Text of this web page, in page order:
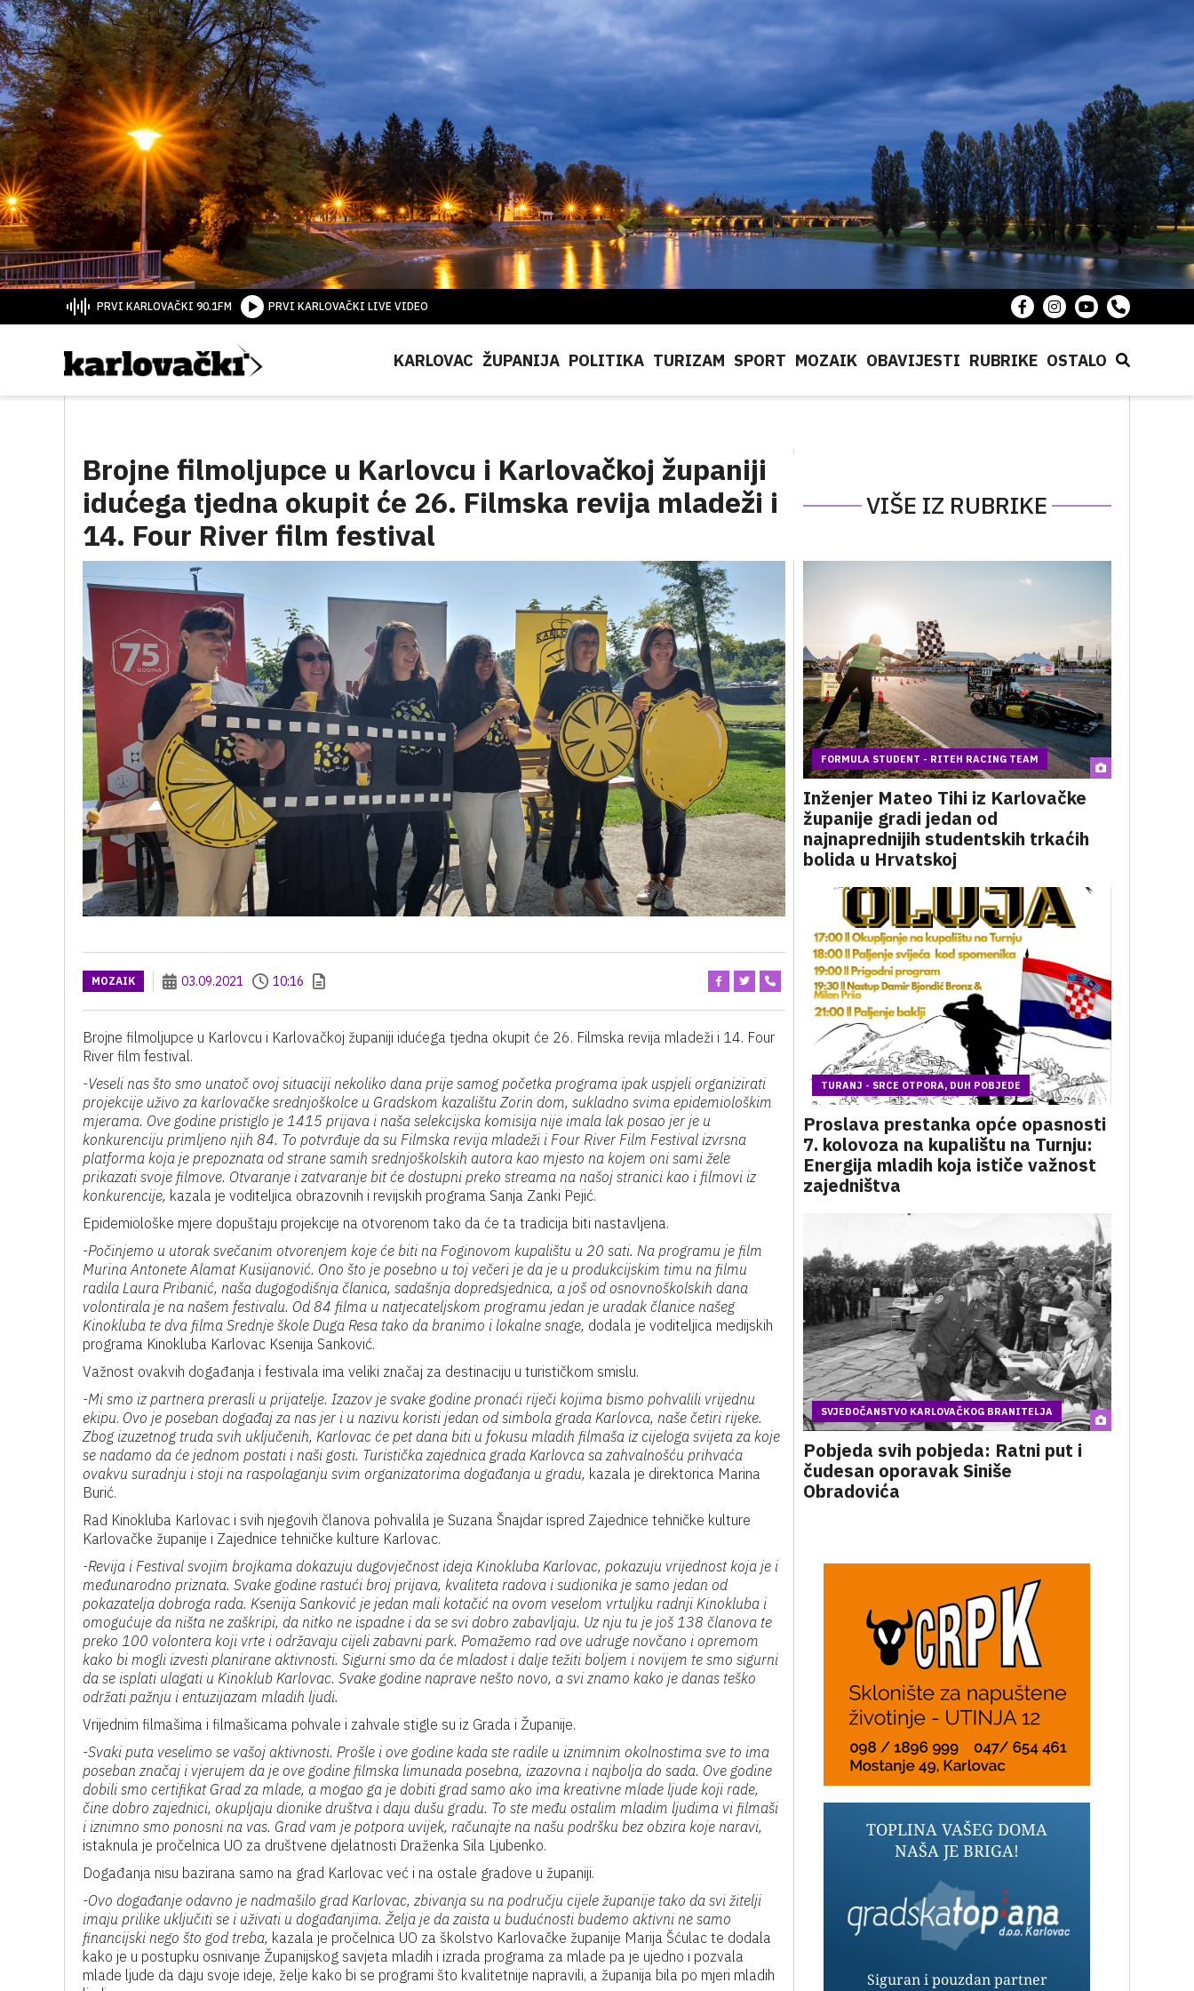
PRVI KARLOVAČKI 90.1FM PRVI KARLOVAČKI LIVE VIDEO
KARLOVAC ŽUPANIJA POLITIKA TURIZAM SPORT MOZAIK OBAVIJESTI RUBRIKE OSTALO
Brojne filmoljupce u Karlovcu i Karlovačkoj županiji
idućega tjedna okupit će 26. Filmska revija mladeži i
14. Four River film festival
VIŠE IZ RUBRIKE
MOZAIK 03.09.2021 10:16
Brojne filmoljupce u Karlovcu i Karlovačkoj županiji idućega tjedna okupit će 26. Filmska revija mladeži i 14. Four
River film festival.
-Veseli nas što smo unatoč ovoj situaciji nekoliko dana prije samog početka programa ipak uspjeli organizirati
projekcije uživo za karlovačke srednjoškolce u Gradskom kazalištu Zorin dom, sukladno svima epidemiološkim
mjerama. Ove godine pristiglo je 1415 prijava i naša selekcijska komisija nije imala lak posao jer je u
konkurenciju primljeno njih 84. To potvrđuje da su Filmska revija mladeži i Four River Film Festival izvrsna
platforma koja je prepoznata od strane samih srednjoškolskih autora kao mjesto na kojem oni sami žele
prikazati svoje filmove. Otvaranje i zatvaranje bit će dostupni preko streama na našoj stranici kao i filmovi iz
konkurencije, kazala je voditeljica obrazovnih i revijskih programa Sanja Zanki Pejić.
Epidemiološke mjere dopuštaju projekcije na otvorenom tako da će ta tradicija biti nastavljena.
-Počinjemo u utorak svečanim otvorenjem koje će biti na Foginovom kupalištu u 20 sati. Na programu je film
Murina Antonete Alamat Kusijanović. Ono što je posebno u toj večeri je da je u produkcijskim timu na filmu
radila Laura Pribanić, naša dugogodišnja članica, sadašnja dopredsjednica, a još od osnovnoškolskih dana
volontirala je na našem festivalu. Od 84 filma u natjecateljskom programu jedan je uradak članice našeg
Kinokluba te dva filma Srednje škole Duga Resa tako da branimo i lokalne snage, dodala je voditeljica medijskih
programa Kinokluba Karlovac Ksenija Sanković.
Važnost ovakvih događanja i festivala ima veliki značaj za destinaciju u turističkom smislu.
-Mi smo iz partnera prerasli u prijatelje. Izazov je svake godine pronaći riječi kojima bismo pohvalili vrijednu
ekipu. Ovo je poseban događaj za nas jer i u nazivu koristi jedan od simbola grada Karlovca, naše četiri rijeke.
Zbog izuzetnog truda svih uključenih, Karlovac će pet dana biti u fokusu mladih filmaša iz cijeloga svijeta za koje
se nadamo da će jednom postati i naši gosti. Turistička zajednica grada Karlovca sa zahvalnošću prihvaća
ovakvu suradnju i stoji na raspolaganju svim organizatorima događanja u gradu, kazala je direktorica Marina
Burić.
Rad Kinokluba Karlovac i svih njegovih članova pohvalila je Suzana Šnajdar ispred Zajednice tehničke kulture
Karlovačke županije i Zajednice tehničke kulture Karlovac.
-Revija i Festival svojim brojkama dokazuju dugovječnost ideja Kinokluba Karlovac, pokazuju vrijednost koja je i
međunarodno priznata. Svake godine rastući broj prijava, kvaliteta radova i sudionika je samo jedan od
pokazatelja dobroga rada. Ksenija Sanković je jedan mali kotačić na ovom veselom vrtuljku radnji Kinokluba i
omogućuje da ništa ne zaškripi, da nitko ne ispadne i da se svi dobro zabavljaju. Uz nju tu je još 138 članova te
preko 100 volontera koji vrte i održavaju cijeli zabavni park. Pomažemo rad ove udruge novčano i opremom
kako bi mogli izvesti planirane aktivnosti. Sigurni smo da će mladost i dalje težiti boljem i novijem te smo sigurni
da se isplati ulagati u Kinoklub Karlovac. Svake godine naprave nešto novo, a svi znamo kako je danas teško
održati pažnju i entuzijazam mladih ljudi.
Vrijednim filmašima i filmašicama pohvale i zahvale stigle su iz Grada i Županije.
-Svaki puta veselimo se vašoj aktivnosti. Prošle i ove godine kada ste radile u iznimnim okolnostima sve to ima
poseban značaj i vjerujem da je ove godine filmska limunada posebna, izazovna i najbolja do sada. Ove godine
dobili smo certifikat Grad za mlade, a mogao ga je dobiti grad samo ako ima kreativne mlade ljude koji rade,
čine dobro zajednici, okupljaju dionike društva i daju dušu gradu. To ste među ostalim mladim ljudima vi filmaši
i iznimno smo ponosni na vas. Grad vam je potpora uvijek, računajte na našu podršku bez obzira koje naravi,
istaknula je pročelnica UO za društvene djelatnosti Draženka Sila Ljubenko.
Događanja nisu bazirana samo na grad Karlovac već i na ostale gradove u županiji.
-Ovo događanje odavno je nadmašilo grad Karlovac, zbivanja su na području cijele županije tako da svi žitelji
imaju prilike uključiti se i uživati u događanjima. Želja je da zaista u budućnosti budemo aktivni ne samo
financijski nego što god treba, kazala je pročelnica UO za školstvo Karlovačke županije Marija Šćulac te dodala
kako je u postupku osnivanje Županijskog savjeta mladih i izrada programa za mlade pa je ujedno i pozvala
mlade ljude da daju svoje ideje, želje kako bi se programi što kvalitetnije napravili, a županija bila po mjeri mladih
FORMULA STUDENT - RITEH RACING TEAM
Inženjer Mateo Tihi iz Karlovačke
županije gradi jedan od
najnaprednijih studentskih trkaćih
bolida u Hrvatskoj
TURANJ - SRCE OTPORA, DUH POBJEDE
Proslava prestanka opće opasnosti
7. kolovoza na kupalištu na Turnju:
Energija mladih koja ističe važnost
zajedništva
SVJEDOČANSTVO KARLOVAČKOG BRANITELJA
Pobjeda svih pobjeda: Ratni put i
čudesan oporavak Siniše
Obradovića